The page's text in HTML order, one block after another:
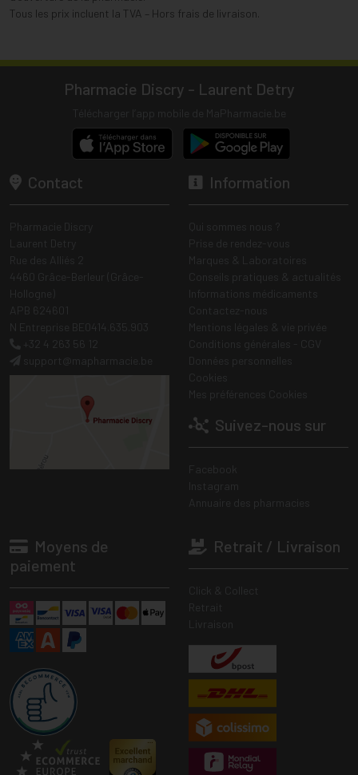
Tous les prix incluent la TVA – Hors frais de livraison.
Pharmacie Discry - Laurent Detry
Contact Information
Suivez-nous sur
Moyens de
paiement
Retrait / Livraison